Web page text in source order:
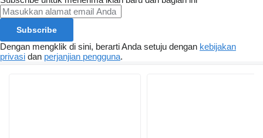
Subscribe
Dengan mengklik di sini, berarti Anda setuju dengan kebijakan
privasi dan perjanjian pengguna.